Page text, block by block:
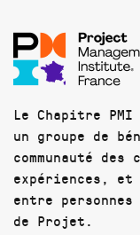
Le Chapitre PMI
un groupe de
communauté
expériences, et
entre personnes
de Projet.